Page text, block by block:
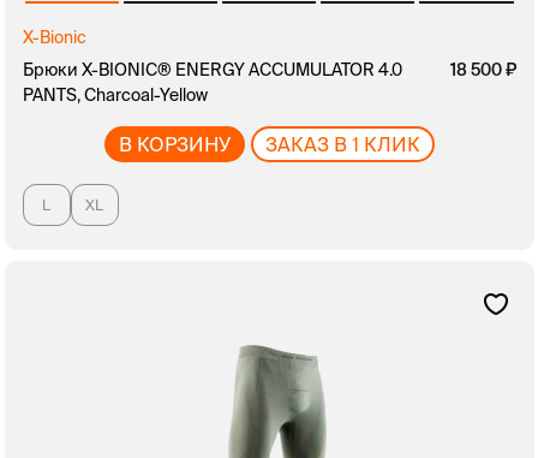
X-Bionic
Брюки X-BIONIC® ENERGY ACCUMULATOR 4.0
PANTS, Charcoal-Yellow
18 500
В КОРЗИНУ ЗАКАЗ В 1 КЛИК
L XL